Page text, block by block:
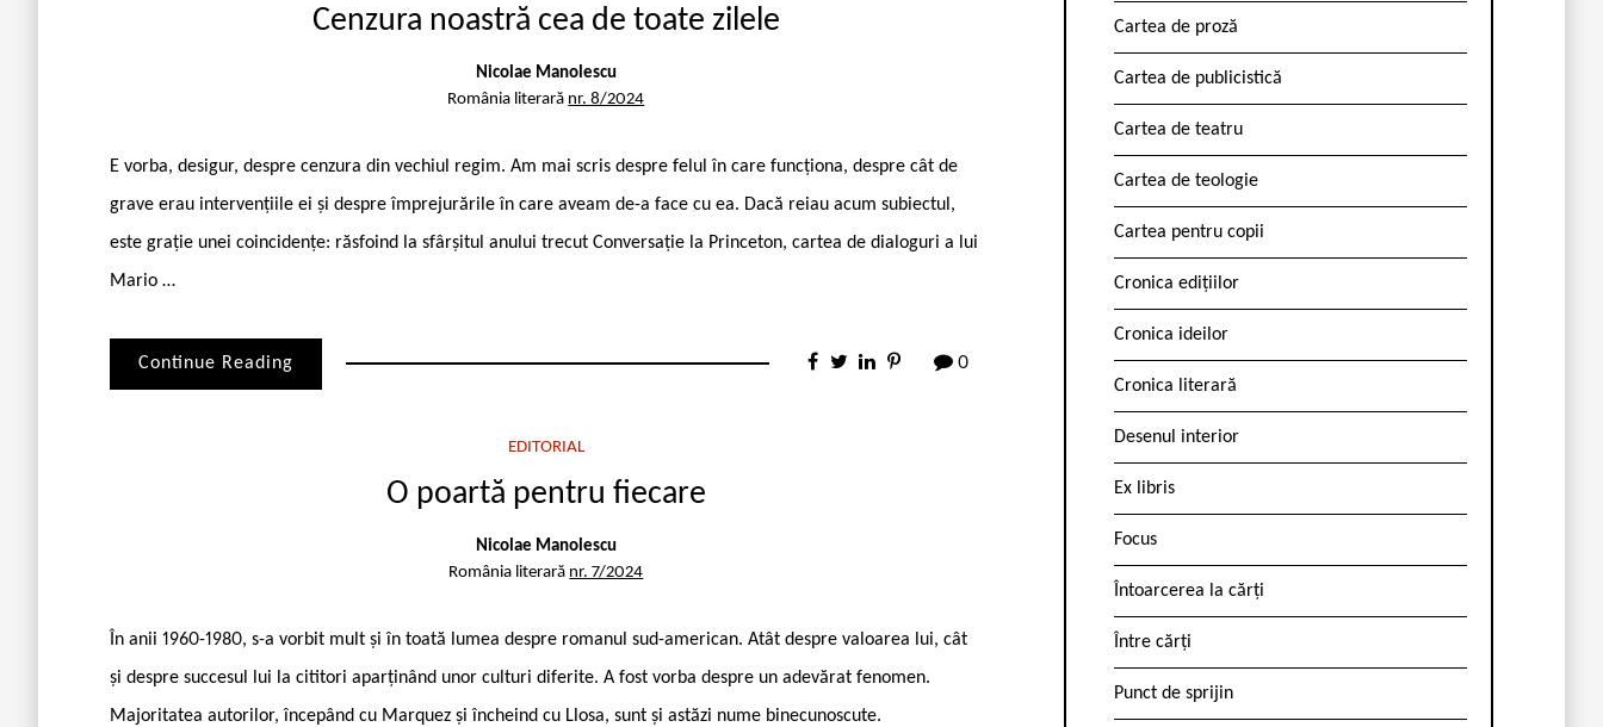
Cenzura noastră cea de toate zilele
Nicolae Manolescu
România literară nr. 8/2024
E vorba, desigur, despre cenzura din vechiul regim. Am mai scris despre felul în care funcționa, despre cât de
grave erau intervențiile ei și despre împrejurările în care aveam de-a face cu ea. Dacă reiau acum subiectul,
este grație unei coincidențe: răsfoind la sfârșitul anului trecut Conversație la Princeton, cartea de dialoguri a lui
Mario …
Continue Reading 0
EDITORIAL
O poartă pentru fiecare
Nicolae Manolescu
România literară nr. 7/2024
În anii 1960-1980, s-a vorbit mult și în toată lumea despre romanul sud-american. Atât despre valoarea lui, cât
și despre succesul lui la cititori aparți­nând unor culturi diferite. A fost vorba despre un adevărat fenomen.
Majori­tatea autorilor, începând cu Marquez și încheind cu Llosa, sunt și astăzi nume binecunoscute.
Cartea de proză
Cartea de publicistică
Cartea de teatru
Cartea de teologie
Cartea pentru copii
Cronica edițiilor
Cronica ideilor
Cronica literară
Desenul interior
Ex libris
Focus
Întoarcerea la cărți
Între cărți
Punct de sprijin